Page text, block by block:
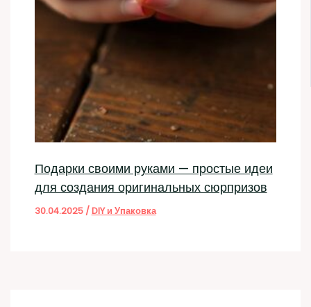
Подарки своими руками — простые идеи
для создания оригинальных сюрпризов
30.04.2025 /DIY и Упаковка